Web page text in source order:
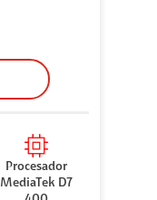
Procesador
MediaTek D7